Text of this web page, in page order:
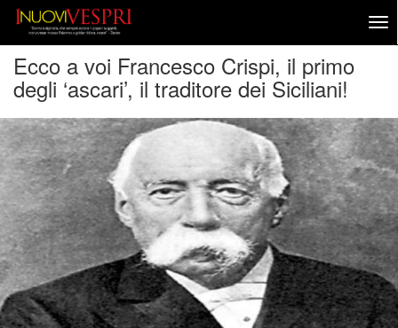
Ecco a voi Francesco Crispi, il primo
degli ‘ascari’, il traditore dei Siciliani!